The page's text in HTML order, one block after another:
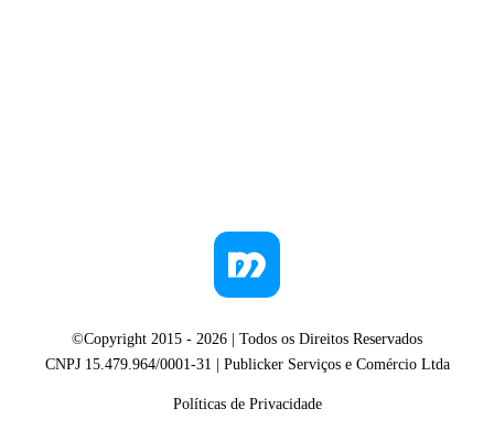
©Copyright 2015 - 2026 | Todos os Direitos Reservados
CNPJ 15.479.964/0001-31 | Publicker Serviços e Comércio Ltda
Políticas de Privacidade